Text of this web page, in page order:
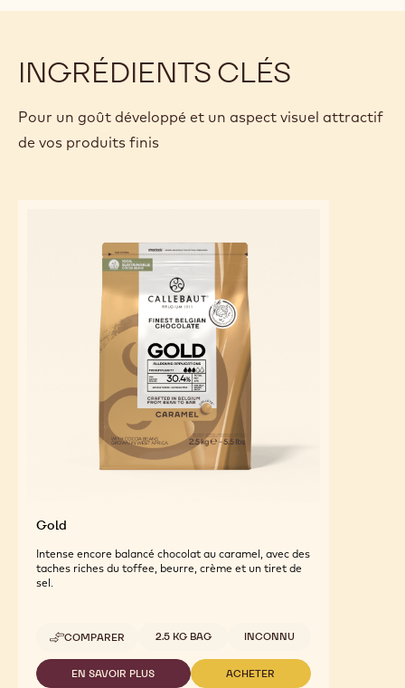
INGRÉDIENTS CLÉS
Pour un goût développé et un aspect visuel attractif
de vos produits finis
Gold
Intense encore balancé chocolat au caramel, avec des
taches riches du toffee, beurre, crème et un tiret de
sel.
COMPARER
-
GOLD
Tailles disponibles
2.5 KG BAG INCONNU
EN SAVOIR PLUS
-
ACHETER
-